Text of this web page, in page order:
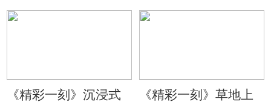
儿
《精彩一刻》沉浸式
《精彩一刻》草地上